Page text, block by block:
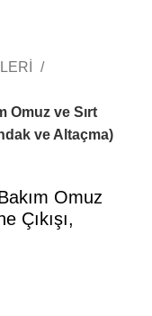
Omuz ve Sırt
ve Altaçma)
Omuz
Çıkışı,